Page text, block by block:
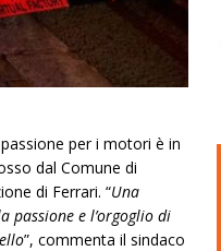
per i motori è in
dal Comune di
di Ferrari. “Una
passione e l’orgoglio di
”, commenta il sindaco